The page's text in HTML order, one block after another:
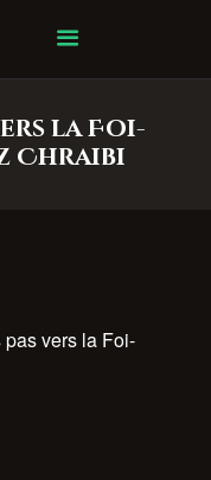
la Foi-
Chraibi
Badr
vers la Foi-